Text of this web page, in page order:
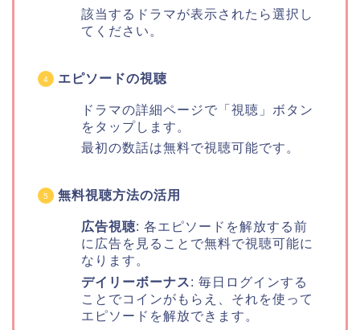
該当するドラマが表示されたら選択し
てください。
エピソードの視聴
ドラマの詳細ページで「視聴」ボタン
をタップします。
最初の数話は無料で視聴可能です。
無料視聴方法の活用
広告視聴: 各エピソードを解放する前
に広告を見ることで無料で視聴可能に
なります。
デイリーボーナス: 毎日ログインする
ことでコインがもらえ、それを使って
エピソードを解放できます。